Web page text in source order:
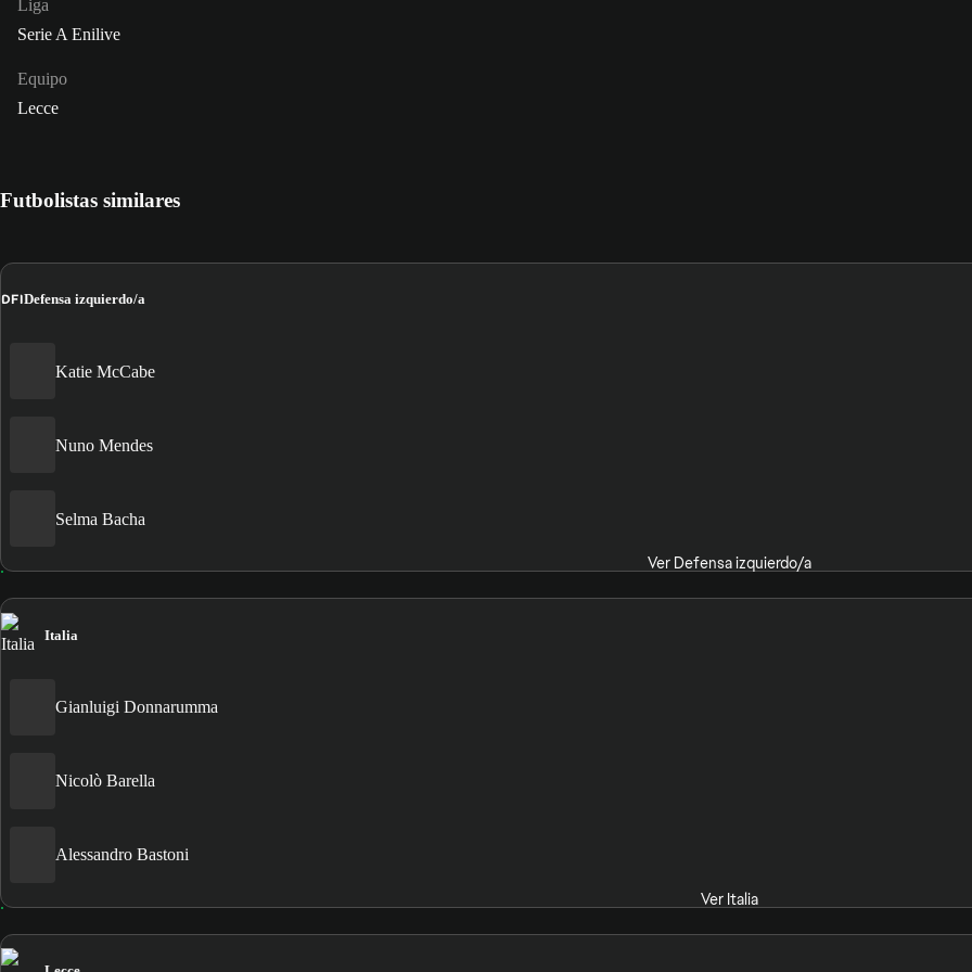
Liga
Serie A Enilive
Equipo
Lecce
Futbolistas similares
DFIDefensa izquierdo/a
Katie McCabe
Nuno Mendes
Selma Bacha
Ver Defensa izquierdo/a
Italia
Gianluigi Donnarumma
Nicolò Barella
Alessandro Bastoni
Ver Italia